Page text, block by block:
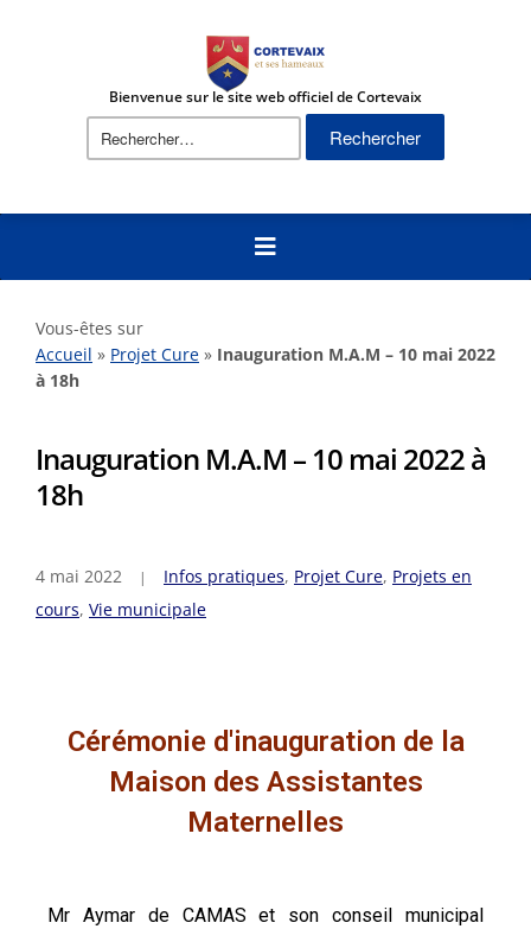
Bienvenue sur le site web officiel de Cortevaix
Vous-êtes sur
Accueil » Projet Cure » Inauguration M.A.M – 10 mai 2022
à 18h
Inauguration M.A.M – 10 mai 2022 à
18h
4 mai 2022 Infos pratiques, Projet Cure, Projets en
cours, Vie municipale
Cérémonie d'inauguration de la
Maison des Assistantes
Maternelles
Mr Aymar de CAMAS et son conseil municipal